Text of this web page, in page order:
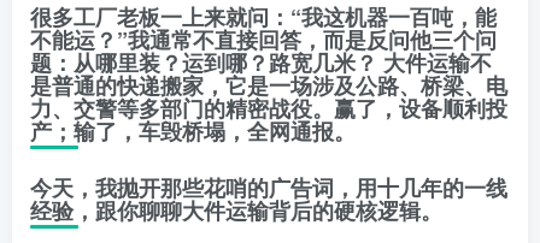
很多工厂老板一上来就问：“我这机器一百吨，能
不能运？”我通常不直接回答，而是反问他三个问
题： 从哪里装？运到哪？路宽几米？ 大件运输不
是普通的快递搬家，它是一场涉及公路、桥梁、电
力、交警等多部门的精密战役。赢了，设备顺利投
产；输了，车毁桥塌，全网通报。
今天，我抛开那些花哨的广告词，用十几年的一线
经验，跟你聊聊大件运输背后的硬核逻辑。